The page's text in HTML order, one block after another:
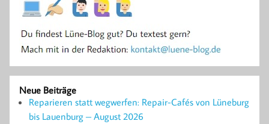
Neue Beiträge
Reparieren statt wegwerfen: Repair-Cafés von Lüneburg
bis Lauenburg – August 2026